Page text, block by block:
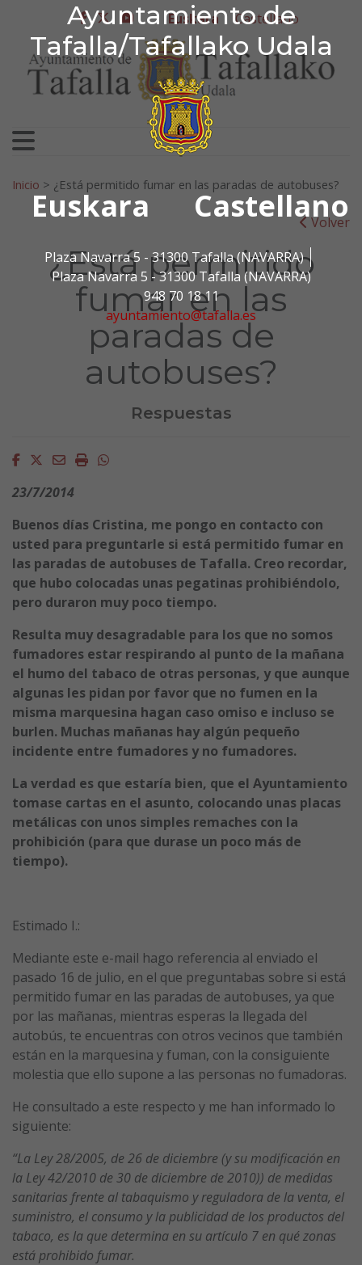
Ayuntamiento de
Tafalla/Tafallako Udala
Euskara Castellano
Plaza Navarra 5 - 31300 Tafalla (NAVARRA)
Plaza Navarra 5 - 31300 Tafalla (NAVARRA)
948 70 18 11
ayuntamiento@tafalla.es
Ir al contenido
Ayuntamiento de
facebook
twitter
youtube
Euskara Castellano
Bilatu:
Inicio > ¿Está permitido fumar en las paradas de autobuses?
Volver
¿Está permitido
fumar en las
paradas de
autobuses?
Respuestas
Facebook
Twitter
EmailImprimirWhatsapp
23/7/2014
Buenos días Cristina, me pongo en contacto con
usted para preguntarle si está permitido fumar en
las paradas de autobuses de Tafalla. Creo recordar,
que hubo colocadas unas pegatinas prohibiéndolo,
pero duraron muy poco tiempo.
Resulta muy desagradable para los que no somos
fumadores estar respirando al punto de la mañana
el humo del tabaco de otras personas, y que aunque
algunas les pidan por favor que no fumen en la
misma marquesina hagan caso omiso e incluso se
burlen. Muchas mañanas hay algún pequeño
incidente entre fumadores y no fumadores.
La verdad es que estaría bien, que el Ayuntamiento
tomase cartas en el asunto, colocando unas placas
metálicas con unos simples remaches con la
prohibición (para que durase un poco más de
tiempo).
Estimado I.:
Mediante este e-mail hago referencia al enviado el
pasado 16 de julio, en el que preguntabas sobre si está
permitido fumar en las paradas de autobuses, ya que
por las mañanas, mientras esperas la llegada del
autobús, te encuentras con otros vecinos que también
están en la marquesina y fuman, con la consiguiente
molestia que ello supone a las personas no fumadoras.
He consultado a este respecto y me han informado lo
siguiente:
“La Ley 28/2005, de 26 de diciembre (y su modificación en
la Ley 42/2010 de 30 de diciembre de 2010)) de medidas
sanitarias frente al tabaquismo y reguladora de la venta, el
suministro, el consumo y la publicidad de los productos del
tabaco, es la que determina en su artículo 7 en qué zonas
está prohibido fumar.